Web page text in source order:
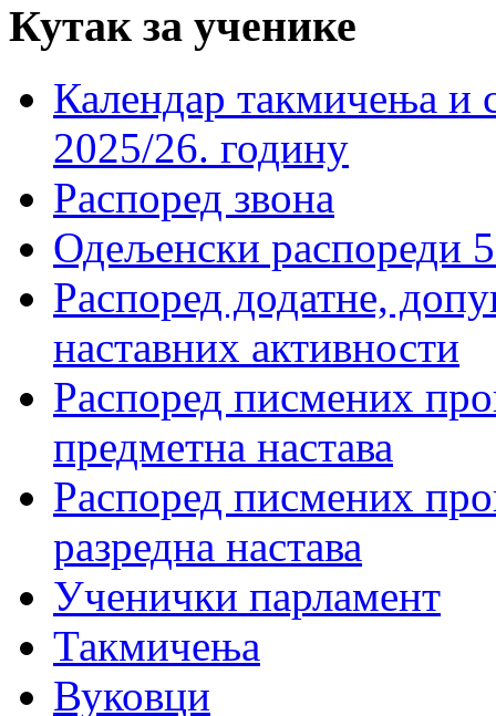
Кутак за ученике
Календар такмичења
2025/26. годину
Распоред звона
Одељенски распореди
Распоред додатне,
наставних активности
Распоред писмених
предметна настава
Распоред писмених
разредна настава
Ученички парламент
Такмичења
Вуковци